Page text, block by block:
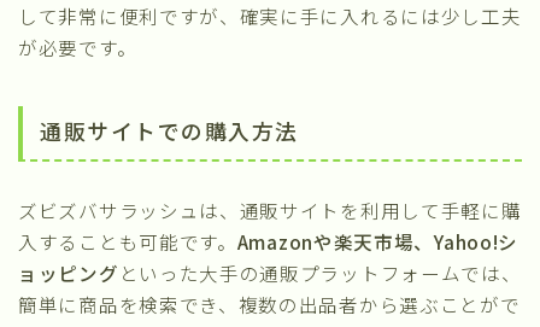
して非常に便利ですが、確実に手に入れるには少し工夫
が必要です。
通販サイトでの購入方法
ズビズバサラッシュは、通販サイトを利用して手軽に購
入することも可能です。 Amazonや楽天市場、Yahoo!シ
ョッピング といった大手の通販プラットフォームでは、
簡単に商品を検索でき、複数の出品者から選ぶことがで